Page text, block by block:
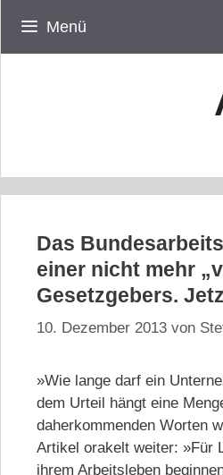
Menü
Das
einer nicht mehr
Gesetzgebers.
10. Dezember 2013 von
»Wie lange darf ein
dem Urteil hängt eine
daherkommenden Worten
Artikel orakelt weiter: »Für
ihrem Arbeitsleben